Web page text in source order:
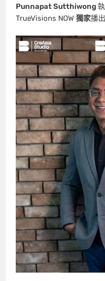
Punnapat Sutthiwong
TrueVisions NOW 獨家播